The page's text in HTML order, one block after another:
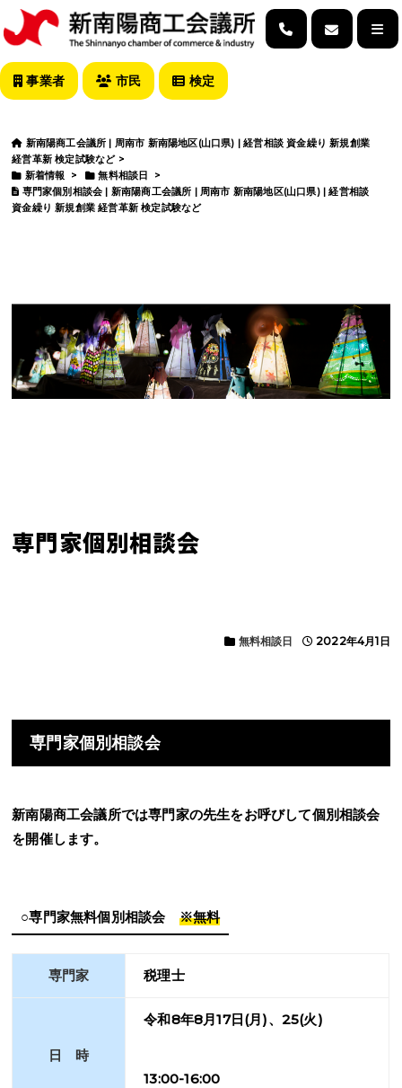
事業者 市民 検定
新南陽商工会議所 | 周南市 新南陽地区(山口県) | 経営相談 資金繰り 新規創業
経営革新 検定試験など>
新着情報
> 無料相談日
>
専門家個別相談会 | 新南陽商工会議所 | 周南市 新南陽地区(山口県) | 経営相談
資金繰り 新規創業 経営革新 検定試験など
専門家個別相談会
2022年4月1日
無料相談日
専門家個別相談会
新南陽商工会議所では専門家の先生をお呼びして個別相談会
を開催します。
○専門家無料個別相談会 ※無料
専門家 税理士
日 時
令和8年8月17日(月)、25(火)
13:00-16:00